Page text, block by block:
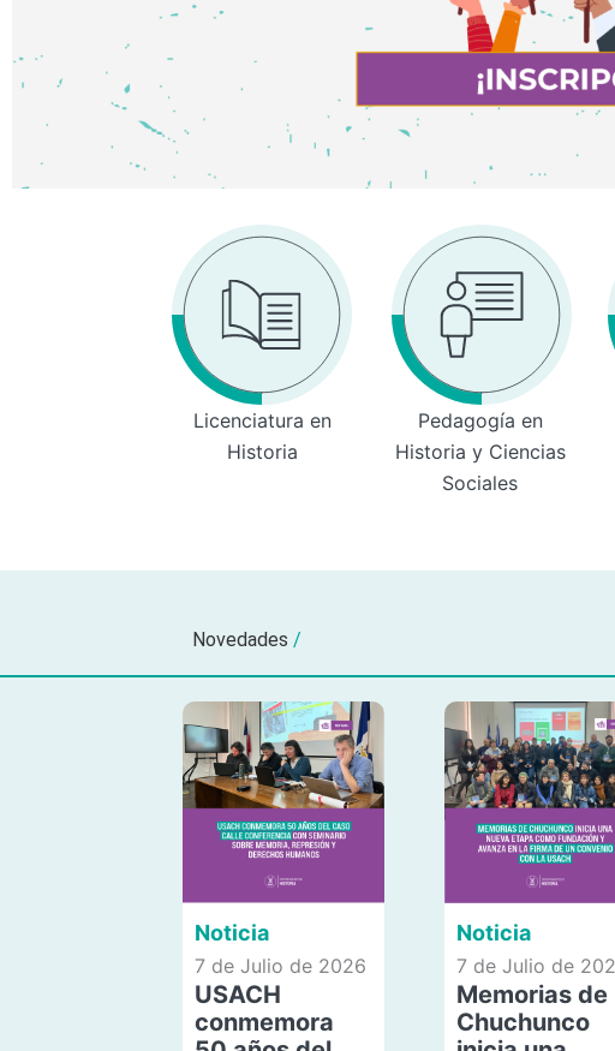
Licenciatura en
Historia
Pedagogía en
Historia y Ciencias
Sociales
Novedades /
Noticia
7 de Julio de 2026
USACH
conmemora
Noticia
7 de Julio de
Memorias de
Chuchunco